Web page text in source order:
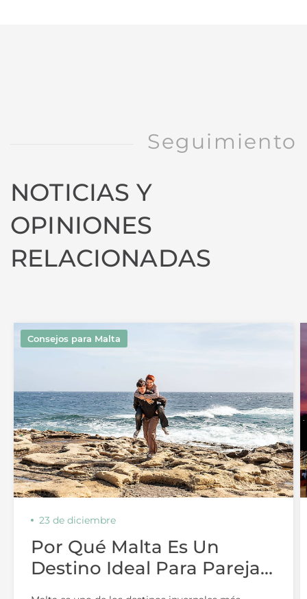
Seguimiento
NOTICIAS Y
OPINIONES
RELACIONADAS
Consejos para Malta
23 de diciembre
Por Qué Malta Es Un
Destino Ideal Para Parejas